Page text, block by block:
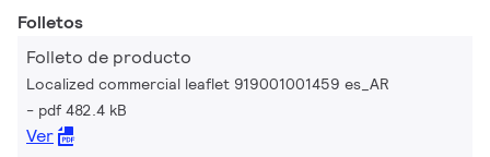
Folletos
Folleto de producto
Localized commercial leaflet 919001001459 es_AR
pdf 482.4 kB
Ver